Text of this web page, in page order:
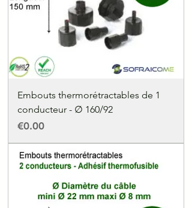
Embouts thermorétractables de 1
conducteur - ∅ 160/92
Price
€0.00